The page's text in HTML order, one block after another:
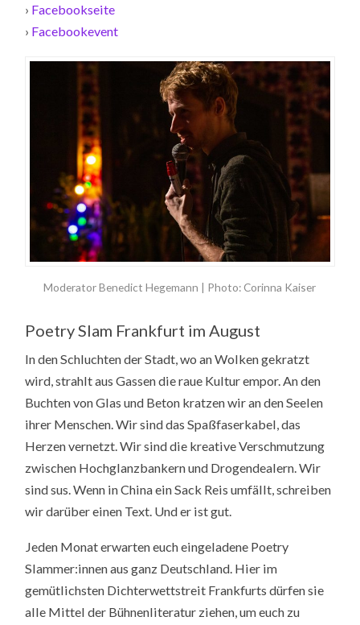
› Facebookseite
› Facebookevent
Moderator Benedict Hegemann | Photo: Corinna Kaiser
Poetry Slam Frankfurt im August
In den Schluchten der Stadt, wo an Wolken gekratzt
wird, strahlt aus Gassen die raue Kultur empor. An den
Buchten von Glas und Beton kratzen wir an den Seelen
ihrer Menschen. Wir sind das Spaßfaserkabel, das
Herzen vernetzt. Wir sind die kreative Verschmutzung
zwischen Hochglanzbankern und Drogendealern. Wir
sind sus. Wenn in China ein Sack Reis umfällt, schreiben
wir darüber einen Text. Und er ist gut.
Jeden Monat erwarten euch eingeladene Poetry
Slammer:innen aus ganz Deutschland. Hier im
gemütlichsten Dichterwettstreit Frankfurts dürfen sie
alle Mittel der Bühnenliteratur ziehen, um euch zu